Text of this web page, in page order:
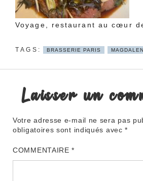
Voyage, restaurant au cœur
BRASSERIE PARIS
Laisser un
Votre adresse e-mail ne sera pas
obligatoires sont indiqués avec*
COMMENTAIRE*